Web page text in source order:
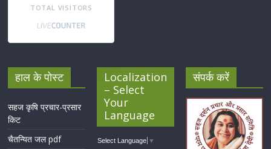
TOTAL VISITORS
हाल के पोस्ट
सहज कृषि प्रचार-प्रसार
किट
चैतन्यित जल pdf
Localization
– Select
Your
Language
Select Language ▼
संपर्क करें